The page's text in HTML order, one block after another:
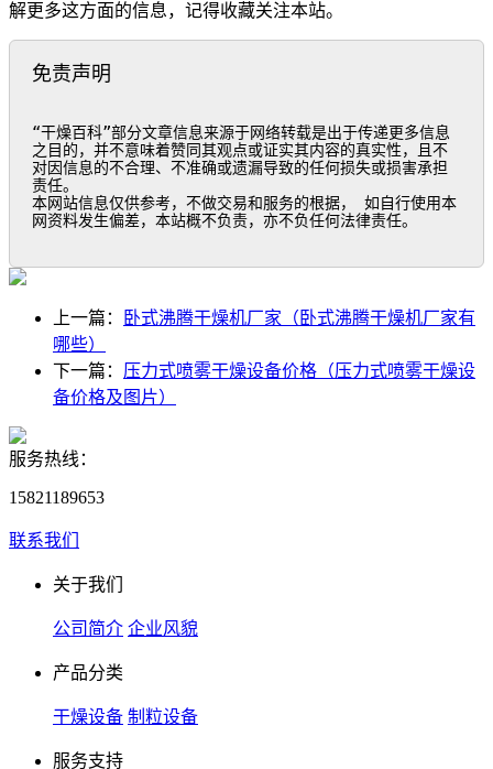
解更多这方面的信息，记得收藏关注本站。
免责声明
“干燥百科”部分文章信息来源于网络转载是出于传递更多信息
之目的，并不意味着赞同其观点或证实其内容的真实性，且不
对因信息的不合理、不准确或遗漏导致的任何损失或损害承担
责任。
本网站信息仅供参考，不做交易和服务的根据， 如自行使用本
网资料发生偏差，本站概不负责，亦不负任何法律责任。
上一篇：
卧式沸腾干燥机厂家（卧式沸腾干燥机厂家有
哪些）
下一篇： 压力式喷雾干燥设备价格（压力式喷雾干燥设
备价格及图片）
服务热线：
15821189653
联系我们
关于我们
公司简介 企业风貌
产品分类
干燥设备 制粒设备
服务支持